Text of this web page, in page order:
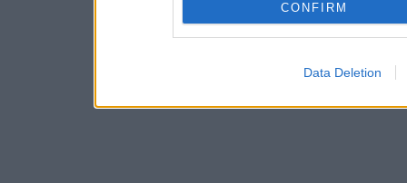
CONFIRM
Data Deletion